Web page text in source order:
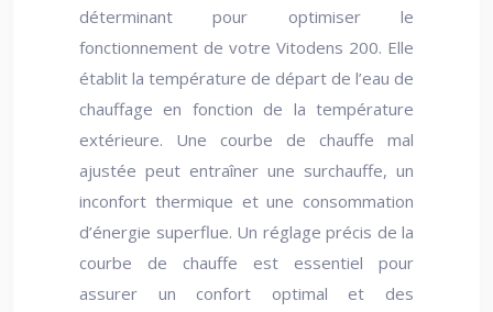
déterminant pour optimiser le
fonctionnement de votre Vitodens 200. Elle
établit la température de départ de l’eau de
chauffage en fonction de la température
extérieure. Une courbe de chauffe mal
ajustée peut entraîner une surchauffe, un
inconfort thermique et une consommation
d’énergie superflue. Un réglage précis de la
courbe de chauffe est essentiel pour
assurer un confort optimal et des